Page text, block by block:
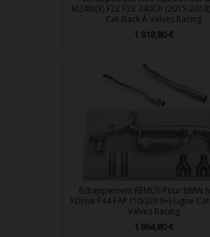
M240i(x) F22 F23 340Ch (2015-
Cat-Back À Valves Racing
Prix
1 918,80 €
Echappement REMUS Pour BMW
XDrive F44 FAP (10/2019+)-Ligne
Valves Racing
Prix
1 864,80 €